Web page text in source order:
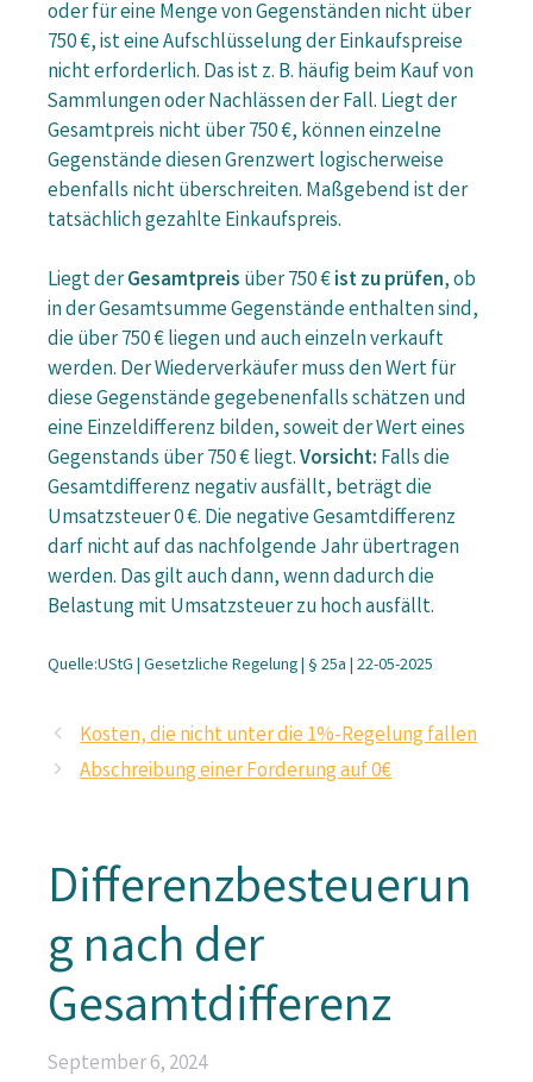
oder für eine Menge von Gegenständen nicht über
750 €, ist eine Aufschlüsselung der Einkaufspreise
nicht erforderlich. Das ist z. B. häufig beim Kauf von
Sammlungen oder Nachlässen der Fall. Liegt der
Gesamtpreis nicht über 750 €, können einzelne
Gegenstände diesen Grenzwert logischerweise
ebenfalls nicht überschreiten. Maßgebend ist der
tatsächlich gezahlte Einkaufspreis.
Liegt derGesamtpreis über 750 €ist zu prüfen, ob
in der Gesamtsumme Gegenstände enthalten sind,
die über 750 € liegen und auch einzeln verkauft
werden. Der Wiederverkäufer muss den Wert für
diese Gegenstände gegebenenfalls schätzen und
eine Einzeldifferenz bilden, soweit der Wert eines
Gegenstands über 750 € liegt.Vorsicht: Falls die
Gesamtdifferenz negativ ausfällt, beträgt die
Umsatzsteuer 0 €. Die negative Gesamtdifferenz
darf nicht auf das nachfolgende Jahr übertragen
werden. Das gilt auch dann, wenn dadurch die
Belastung mit Umsatzsteuer zu hoch ausfällt.
Quelle:UStG | Gesetzliche Regelung | § 25a | 22-05-2025
Kosten, die nicht unter die 1%-Regelung fallen
Abschreibung einer Forderung auf 0€
Differenzbesteuerun
g nach der
Gesamtdifferenz
September 6, 2024